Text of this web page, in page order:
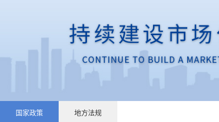
国家政策 地方法规